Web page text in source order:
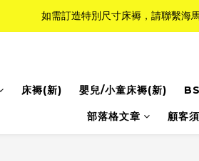
如需訂造特別尺寸床褥，請聯繫
如需訂造特別尺寸床褥，請聯繫
Top-Tier Quality系列床褥82折(新永久記憶
如需訂造特別尺寸床褥，請聯繫
床褥(新) 嬰兒/小童床褥(新)
部落格文章 顧客